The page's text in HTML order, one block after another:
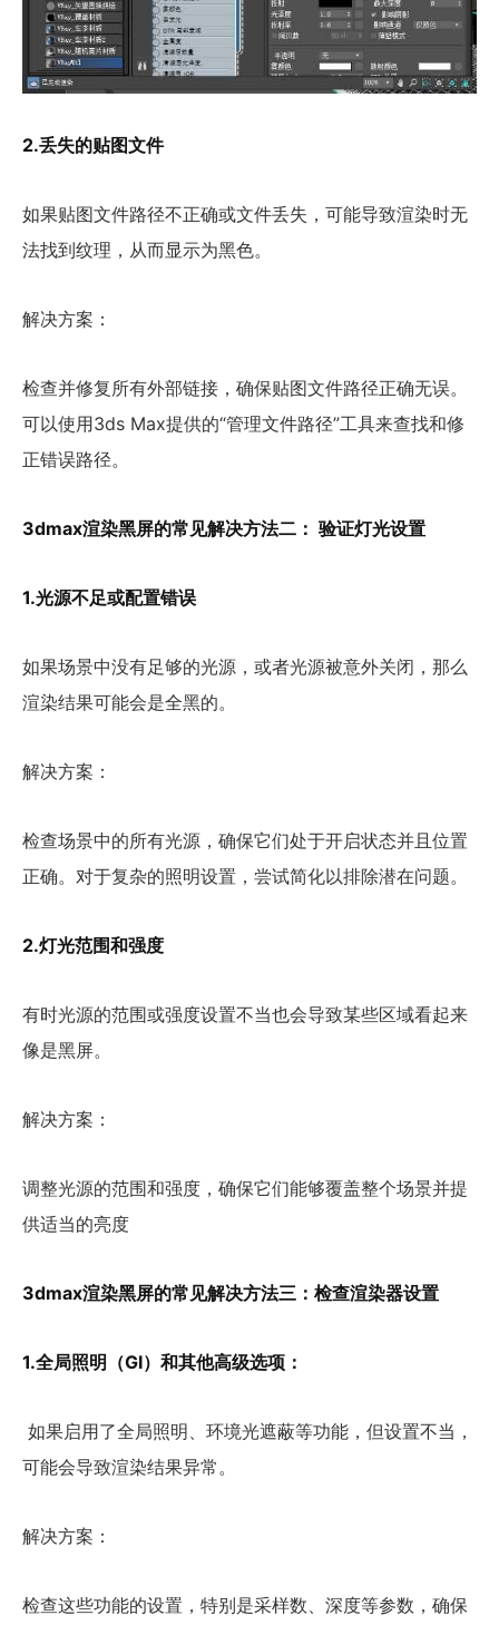
2.丢失的贴图文件
如果贴图文件路径不正确或文件丢失，可能导致渲染时无
法找到纹理，从而显示为黑色。
解决方案：
检查并修复所有外部链接，确保贴图文件路径正确无误。
可以使用3ds Max提供的“管理文件路径”工具来查找和修
正错误路径。
3dmax渲染黑屏的常见解决方法二： 验证灯光设置
1.光源不足或配置错误
如果场景中没有足够的光源，或者光源被意外关闭，那么
渲染结果可能会是全黑的。
解决方案：
检查场景中的所有光源，确保它们处于开启状态并且位置
正确。对于复杂的照明设置，尝试简化以排除潜在问题。
2.灯光范围和强度
有时光源的范围或强度设置不当也会导致某些区域看起来
像是黑屏。
解决方案：
调整光源的范围和强度，确保它们能够覆盖整个场景并提
供适当的亮度
3dmax渲染黑屏的常见解决方法三：检查渲染器设置
1.全局照明（GI）和其他高级选项：
如果启用了全局照明、环境光遮蔽等功能，但设置不当，
可能会导致渲染结果异常。
解决方案：
检查这些功能的设置，特别是采样数、深度等参数，确保